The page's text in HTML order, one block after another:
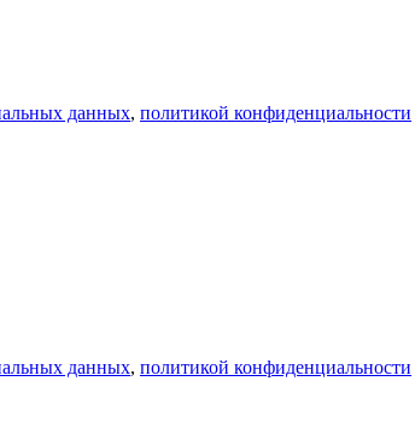
данных, политикой конфиденциальности
данных, политикой конфиденциальности